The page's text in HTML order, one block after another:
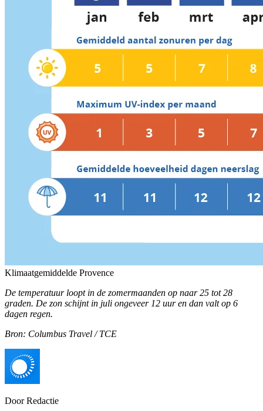
Klimaatgemiddelde Provence
De temperatuur loopt in de zomermaanden op naar 25 tot 28
graden. De zon schijnt in juli ongeveer 12 uur en dan valt op 6
dagen regen.
Bron: Columbus Travel / TCE
DoorRedactie